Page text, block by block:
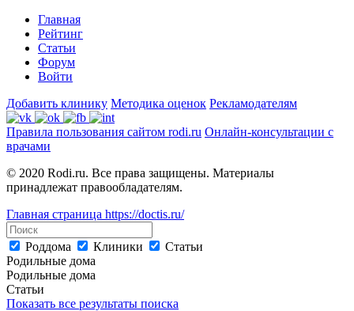
Главная
Рейтинг
Статьи
Форум
Войти
Добавить клинику Методика оценок Рекламодателям
Правила пользования сайтом rodi.ru Онлайн-консультации с
врачами
© 2020 Rodi.ru. Все права защищены. Материалы
принадлежат правообладателям.
Главная страница https://doctis.ru/
Роддома Клиники
Статьи
Родильные дома
Родильные дома
Статьи
Показать все результаты поиска